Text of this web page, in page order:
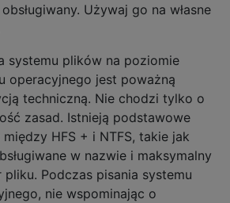
Używaj go na własne
systemu plików na poziomie
operacyjnego jest poważną
techniczną. Nie chodzi tylko o
zasad. Istnieją podstawowe
HFS + i NTFS, takie jak
w nazwie i maksymalny
pliku. Podczas pisania systemu
nie wspominając o